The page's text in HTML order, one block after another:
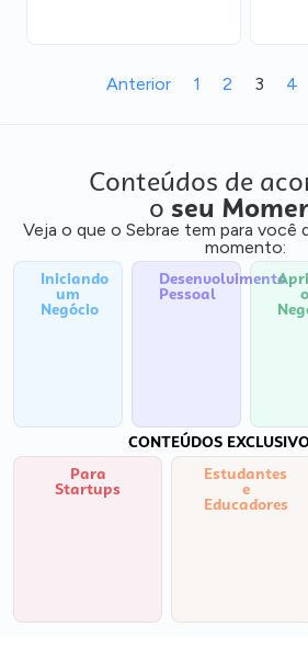
Anterior 1 2 3 4
Conteúdos de
o seu
Veja o que o Sebrae tem para você
momento:
Iniciando
um
Negócio
Desenvolvimento
Pessoal o
CONTEÚDOS
Para
Startups
Estudantes
e
Educadores